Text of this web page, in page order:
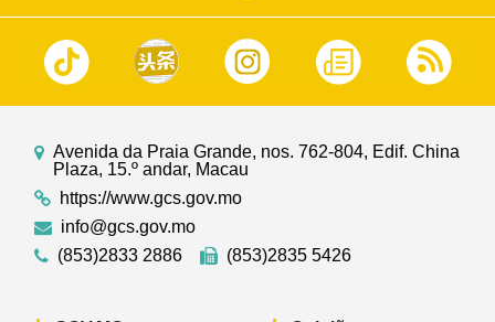
Avenida da Praia Grande, nos. 762-804, Edif. China
Plaza, 15.º andar, Macau
https://www.gcs.gov.mo
info@gcs.gov.mo
(853)2833 2886
(853)2835 5426